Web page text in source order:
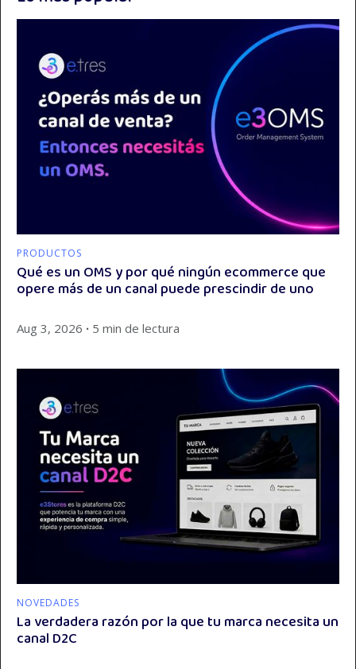
PRODUCTOS
Qué es un OMS y por qué ningún ecommerce que
opere más de un canal puede prescindir de uno
Aug 3, 2026 ∙ 5 min de lectura
NOVEDADES
La verdadera razón por la que tu marca necesita un
canal D2C